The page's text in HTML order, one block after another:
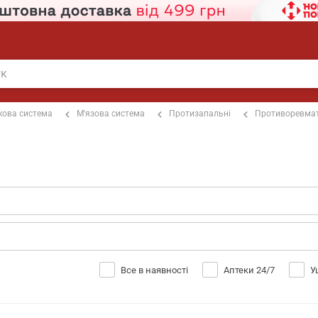
система М'язова система Протизапальні
Все в наявності Аптеки 24/7